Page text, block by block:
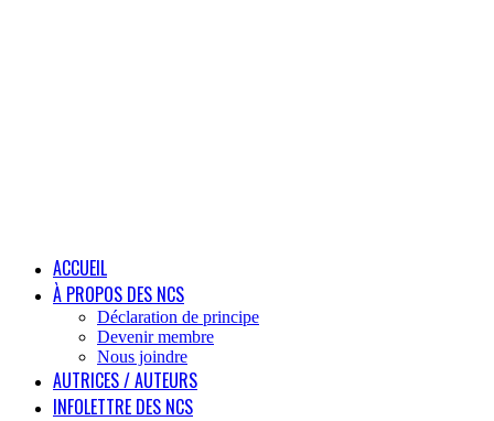
ACCUEIL
À PROPOS DES NCS
Déclaration de principe
Devenir membre
Nous joindre
AUTRICES / AUTEURS
INFOLETTRE DES NCS